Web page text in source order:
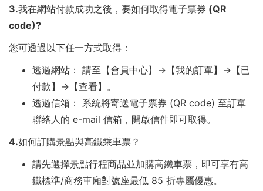
旅
聯
票
3.我在網站付款成功之後，要如何取得電子票券 (QR
code)?
您可透過以下任一方式取得：
透過網站： 請至【會員中心】→【我的訂單】→【已
付款】→【查看】。
透過信箱： 系統將寄送電子票券 (QR code) 至訂單
聯絡人的 e-mail 信箱，開啟信件即可取得。
4.如何訂購景點與高鐵乘車票？
請先選擇景點行程商品並加購高鐵車票，即可享有高
鐵標準/商務車廂對號座最低 85 折專屬優惠。